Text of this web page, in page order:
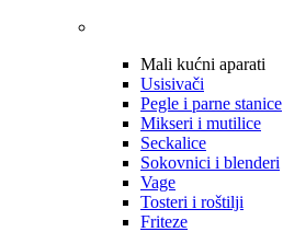
Mali kućni aparati
Usisivači
Pegle i parne stanice
Mikseri i mutilice
Seckalice
Sokovnici i blenderi
Vage
Tosteri i roštilji
Friteze